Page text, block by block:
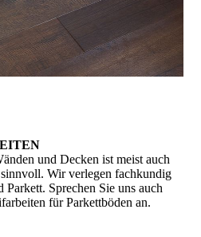
und Decken ist meist auch
Wir verlegen fachkundig
Sprechen Sie uns auch
für Parkettböden an.